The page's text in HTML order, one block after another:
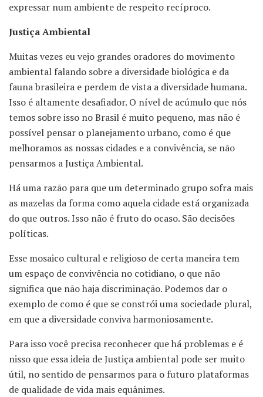
expressar num ambiente de respeito recíproco.
Justiça Ambiental
Muitas vezes eu vejo grandes oradores do movimento
ambiental falando sobre a diversidade biológica e da
fauna brasileira e perdem de vista a diversidade humana.
Isso é altamente desafiador. O nível de acúmulo que nós
temos sobre isso no Brasil é muito pequeno, mas não é
possível pensar o planejamento urbano, como é que
melhoramos as nossas cidades e a convivência, se não
pensarmos a Justiça Ambiental.
Há uma razão para que um determinado grupo sofra mais
as mazelas da forma como aquela cidade está organizada
do que outros. Isso não é fruto do ocaso. São decisões
políticas.
Esse mosaico cultural e religioso de certa maneira tem
um espaço de convivência no cotidiano, o que não
significa que não haja discriminação. Podemos dar o
exemplo de como é que se constrói uma sociedade plural,
em que a diversidade conviva harmoniosamente.
Para isso você precisa reconhecer que há problemas e é
nisso que essa ideia de Justiça ambiental pode ser muito
útil, no sentido de pensarmos para o futuro plataformas
de qualidade de vida mais equânimes.